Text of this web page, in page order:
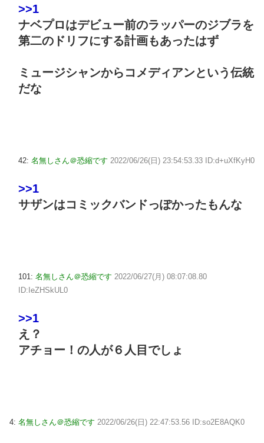
>>1
ナベプロはデビュー前のラッパーのジブラを
第二のドリフにする計画もあったはず
ミュージシャンからコメディアンという伝統
だな
42: 名無しさん＠恐縮です 2022/06/26(日) 23:54:53.33 ID:d+uXfKyH0
>>1
サザンはコミックバンドっぽかったもんな
101: 名無しさん＠恐縮です 2022/06/27(月) 08:07:08.80
ID:IeZHSkUL0
>>1
え？
アチョー！の人が６人目でしょ
4: 名無しさん＠恐縮です 2022/06/26(日) 22:47:53.56 ID:so2E8AQK0